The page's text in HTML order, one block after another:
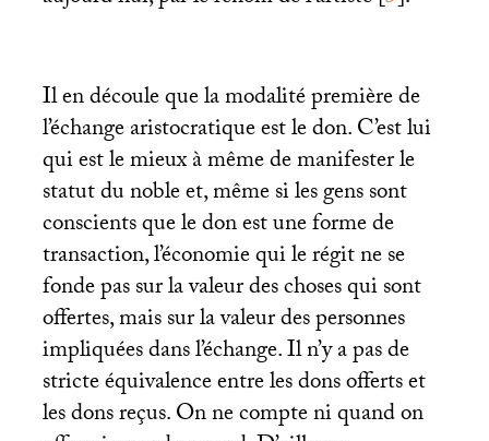
Il en découle que la modalité première de
l’échange aristocratique est le don. C’est lui
qui est le mieux à même de manifester le
statut du noble et, même si les gens sont
conscients que le don est une forme de
transaction, l’économie qui le régit ne se
fonde pas sur la valeur des choses qui sont
offertes, mais sur la valeur des personnes
impliquées dans l’échange. Il n’y a pas de
stricte équivalence entre les dons offerts et
les dons reçus. On ne compte ni quand on